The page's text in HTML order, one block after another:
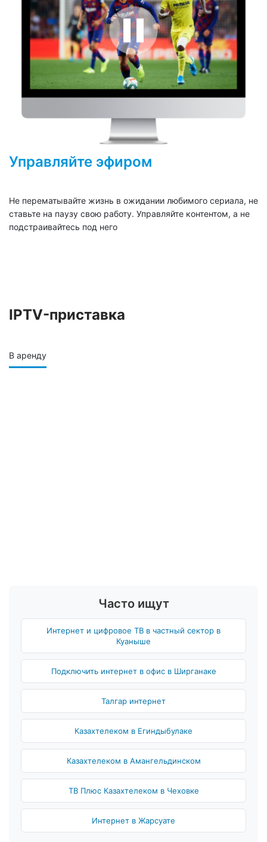
Управляйте эфиром
Не перематывайте жизнь в ожидании любимого сериала, не
ставьте на паузу свою работу. Управляйте контентом, а не
подстраивайтесь под него
IPTV-приставка
В аренду
Часто ищут
Интернет и цифровое ТВ в частный сектор в
Куаныше
Подключить интернет в офис в Ширганаке
Талгар интернет
Казахтелеком в Егиндыбулаке
Казахтелеком в Амангельдинском
ТВ Плюс Казахтелеком в Чеховке
Интернет в Жарсуате